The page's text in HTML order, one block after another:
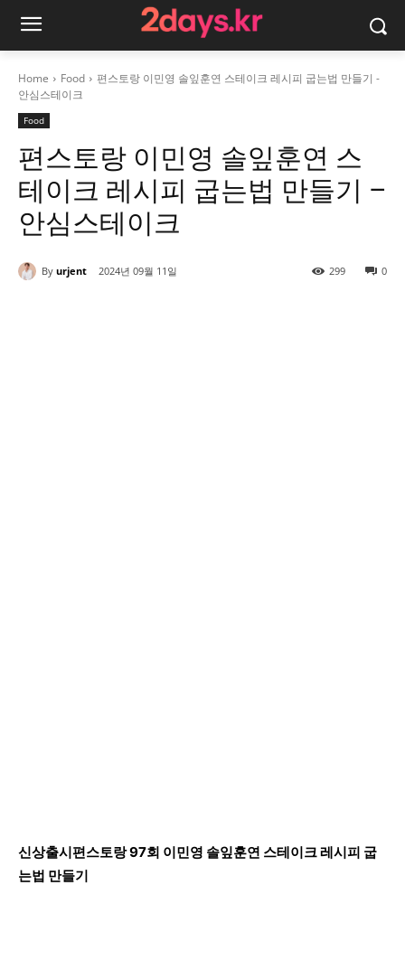
Home Food
편스토랑 이민영 솔잎훈연 스테이크 레시피 굽는법 만들기 -
안심스테이크
Food
편스토랑 이민영 솔잎훈연 스
테이크 레시피 굽는법 만들기 –
안심스테이크
By urjent 2024년 09월 11일 0
299
신상출시편스토랑 97회 이민영 솔잎훈연 스테이크 레시피 굽
는법 만들기